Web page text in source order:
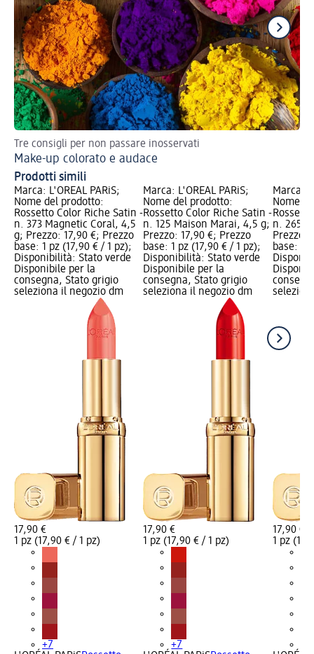
Tre consigli per non passare inosservati
Make-up colorato e audace
Prodotti simili
Marca: L'ORÉAL PARiS;
Nome del prodotto:
Rossetto Color Riche Satin -
n. 373 Magnetic Coral, 4,5
g; Prezzo: 17,90 €; Prezzo
base: 1 pz (17,90 € / 1 pz);
Disponibilità: Stato verde
Disponibile per la
consegna, Stato grigio
seleziona il negozio dm
17,90 €
1 pz (17,90 € / 1 pz)
+7
Marca: L'ORÉAL PARiS;
Nome del prodotto:
Rossetto Color Riche Satin -
n. 125 Maison Marai, 4,5 g;
Prezzo: 17,90 €; Prezzo
base: 1 pz (17,90 € / 1 pz);
Disponibilità: Stato verde
Disponibile per la
consegna, Stato grigio
seleziona il negozio dm
17,90 €
1 pz (17,90 € / 1 pz)
+7
Marca:
Nome
n. 265
Prezzo:
base: 1
17,90 €
1 pz